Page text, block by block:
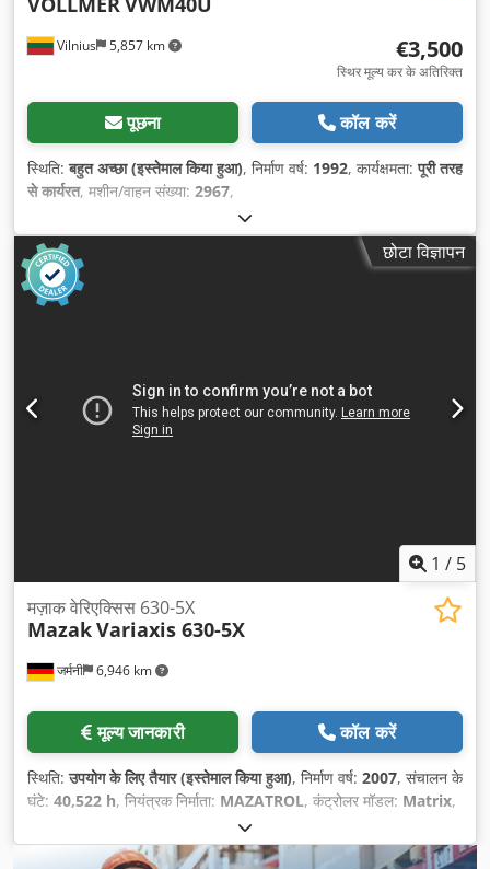
Vilnius 5,857 km €3,500
स्थिर मूल्य कर के अतिरिक्त
पूछना कॉल करें
स्थिति:बहुत अच्छा (इस्तेमाल किया हुआ), निर्माण वर्ष: 1992, कार्यक्षमता:पूरी तरह
से कार्यरत, मशीन/वाहन संख्या: 2967,
छोटा विज्ञापन
1 / 5
जर्मनी 6,946 km
मज़ाक वेरिएक्सिस 630-5X
MazakVariaxis 630-5X
मूल्य जानकारी कॉल करें
स्थिति:उपयोग के लिए तैयार (इस्तेमाल किया हुआ), निर्माण वर्ष: 2007, संचालन के
घंटे: 40,522 h, नियंत्रक निर्माता: MAZATROL, कंट्रोलर मॉडल: Matrix,
17,000 किग्रा